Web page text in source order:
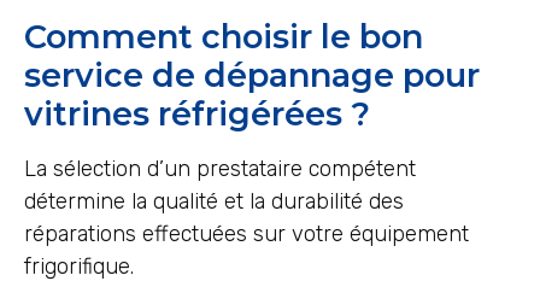
Comment choisir le bon
service de dépannage pour
vitrines réfrigérées ?
La sélection d’un prestataire compétent
détermine la qualité et la durabilité des
réparations effectuées sur votre équipement
frigorifique.